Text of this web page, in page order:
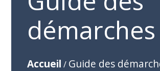
démarches
Accueil / Guide des